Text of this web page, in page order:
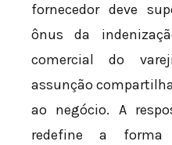
fornecedor deve
ônus da
comercial do
assunção
ao negócio. A
redefine a forma